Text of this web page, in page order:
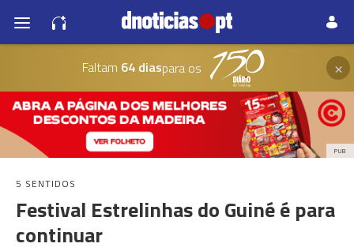
Faltam 64 diaspara os ×
PUB
5 SENTIDOS
Festival Estrelinhas do Guiné é para
continuar